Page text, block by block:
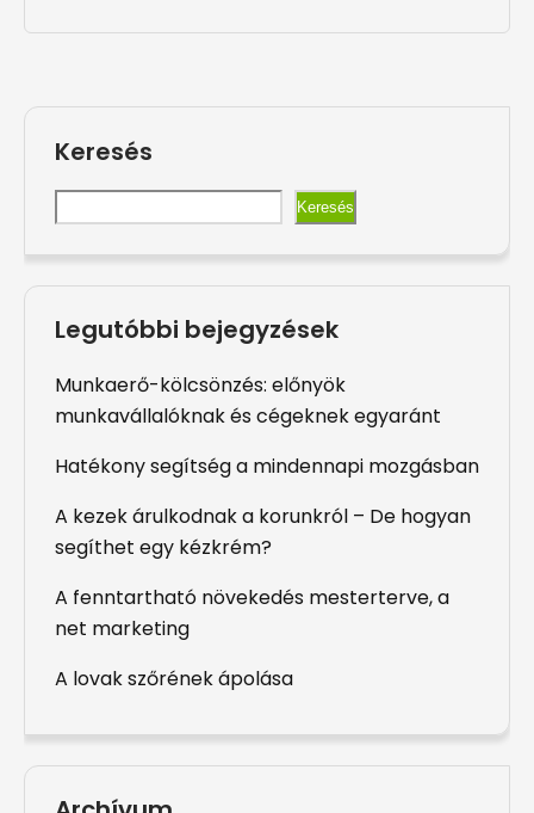
Keresés
Keresés
Legutóbbi bejegyzések
Munkaerő-kölcsönzés: előnyök
munkavállalóknak és cégeknek egyaránt
Hatékony segítség a mindennapi mozgásban
A kezek árulkodnak a korunkról – De hogyan
segíthet egy kézkrém?
A fenntartható növekedés mesterterve, a
net marketing
A lovak szőrének ápolása